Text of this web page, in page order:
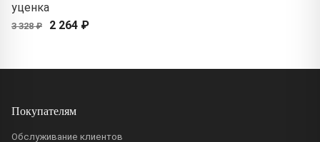
уценка
3 328 ₽ 2 264 ₽
Покупателям
Обслуживание клиентов